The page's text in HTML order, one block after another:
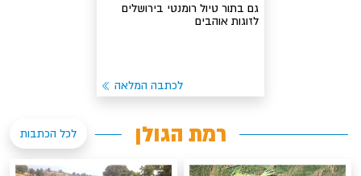
גם בתור טיול רומנטי בירושלים
לזוגות אוהבים
לכתבה המלאה
רמת הגולן לכל הכתבות